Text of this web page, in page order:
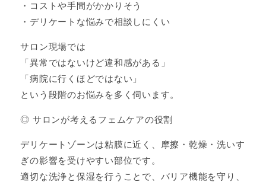
・コストや手間がかかりそう
・デリケートな悩みで相談しにくい
サロン現場では
「異常ではないけど違和感がある」
「病院に行くほどではない」
という段階のお悩みを多く伺います。
◎ サロンが考えるフェムケアの役割
デリケートゾーンは粘膜に近く、摩擦・乾燥・洗いす
ぎの影響を受けやすい部位です。
適切な洗浄と保湿を行うことで、バリア機能を守り、